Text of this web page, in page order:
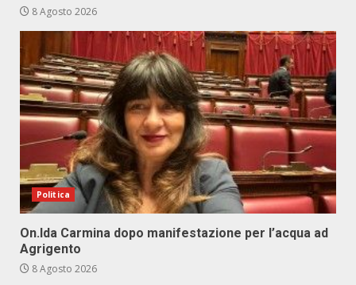
8 Agosto 2026
Politica
On.Ida Carmina dopo manifestazione per l’acqua ad
Agrigento
8 Agosto 2026